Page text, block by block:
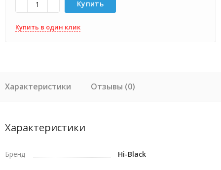
Купить
Купить в один клик
Характеристики Отзывы (0)
Характеристики
Бренд Hi-Black